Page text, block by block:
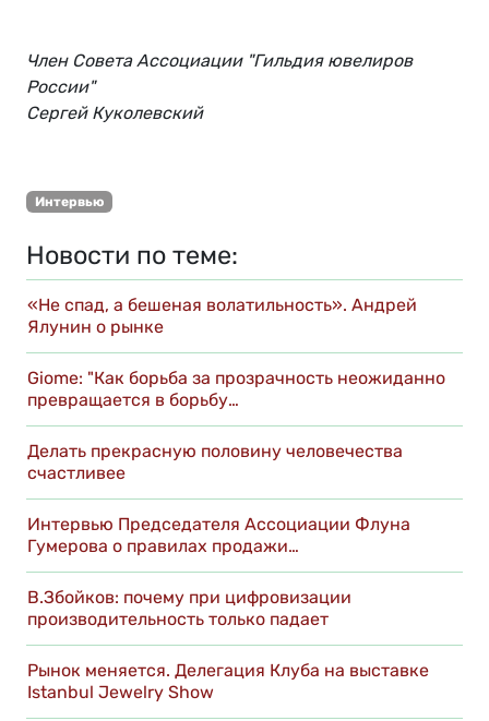
Член Совета Ассоциации "Гильдия ювелиров
России"
Сергей Куколевский
Интервью
Новости по теме:
«Не спад, а бешеная волатильность». Андрей
Ялунин о рынке
Giome: "Как борьба за прозрачность неожиданно
превращается в борьбу…
Делать прекрасную половину человечества
счастливее
Интервью Председателя Ассоциации Флуна
Гумерова о правилах продажи…
В.Збойков: почему при цифровизации
производительность только падает
Рынок меняется. Делегация Клуба на выставке
Istanbul Jewelry Show